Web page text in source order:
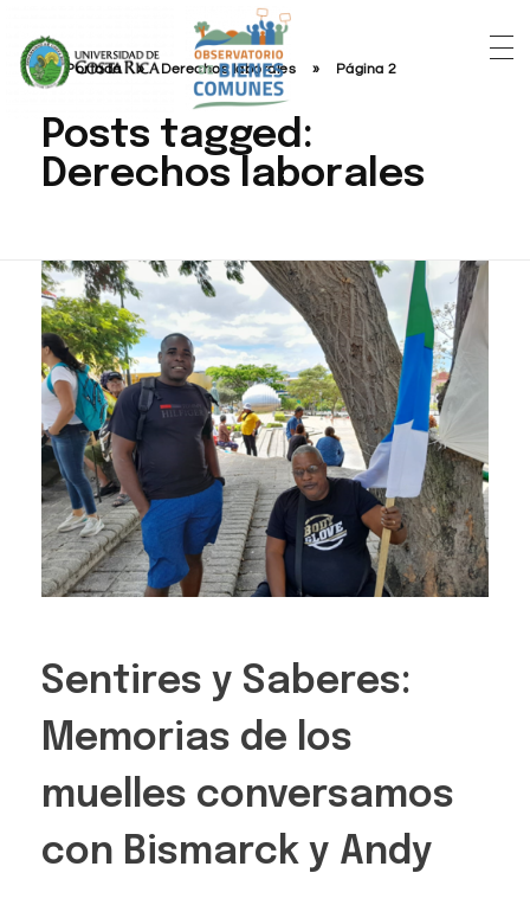
Portada » Derechos laborales » Página 2
Posts tagged:
Derechos laborales
Sentires y Saberes:
Memorias de los
muelles conversamos
con Bismarck y Andy